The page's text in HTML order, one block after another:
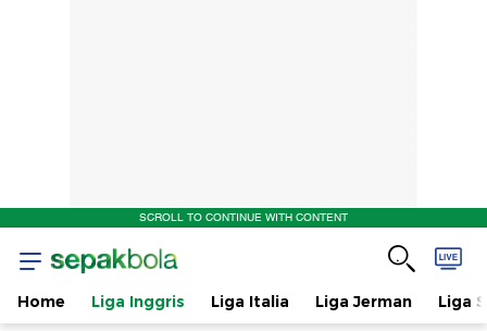
SCROLL TO CONTINUE WITH CONTENT
Home Liga Inggris Liga Italia Liga Jerman Liga